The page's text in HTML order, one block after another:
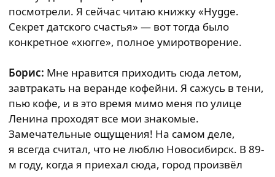
посмотрели. Я сейчас читаю книжку «Hygge.
Секрет датского счастья» — вот тогда было
конкретное «хюгге», полное умиротворение.
Борис: Мне нравится приходить сюда летом,
завтракать на веранде кофейни. Я сажусь в тени,
пью кофе, и в это время мимо меня по улице
Ленина проходят все мои знакомые.
Замечательные ощущения! На самом деле,
я всегда считал, что не люблю Новосибирск. В 89-
м году, когда я приехал сюда, город произвёл